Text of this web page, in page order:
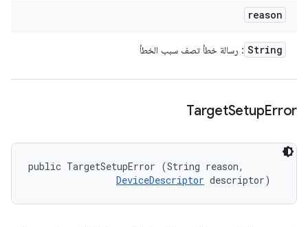
reason
String : رسالة خطأ تصف سبب الخطأ
TargetSetupError
public TargetSetupError (String reason,
DeviceDescriptor descriptor)